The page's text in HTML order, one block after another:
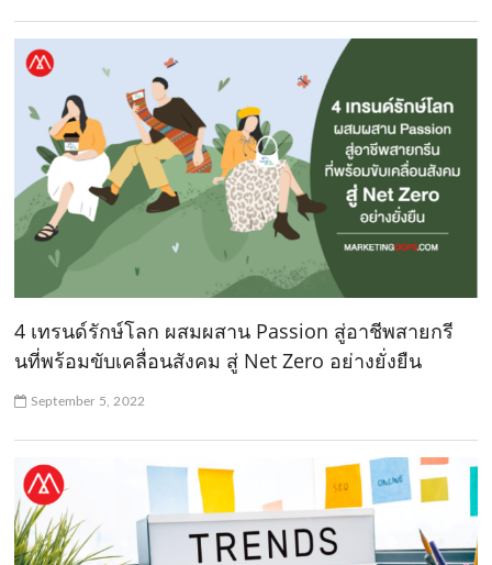
4 เทรนด์รักษ์โลก ผสมผสาน Passion สู่อาชีพสายกรี
นที่พร้อมขับเคลื่อนสังคม สู่ Net Zero อย่างยั่งยืน
September 5, 2022